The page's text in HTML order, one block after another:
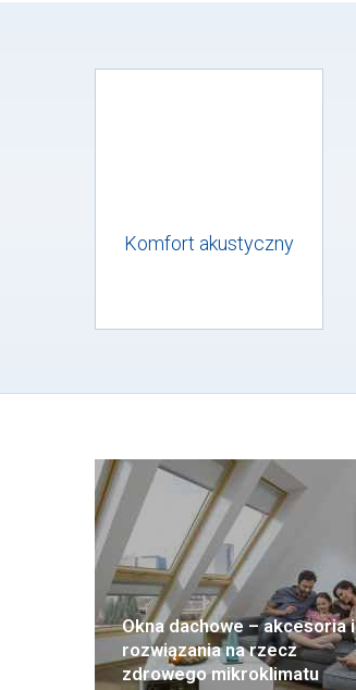
Komfort akustyczny
Okna dachowe – akcesoria i
rozwiązania na rzecz
zdrowego mikroklimatu